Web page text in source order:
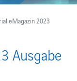
eMagazin 2023
Ausgabe